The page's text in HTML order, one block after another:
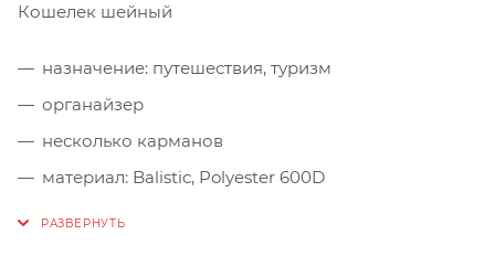
Кошелек шейный
назначение: путешествия, туризм
органайзер
несколько карманов
материал: Balistic, Polyester 600D